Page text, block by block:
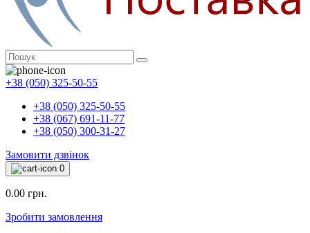
+38 (050) 325-50-55
+38 (050) 325-50-55
+38 (067) 691-11-77
+38 (050) 300-31-27
Замовити дзвінок
0
0.00 грн.
Зробити замовлення